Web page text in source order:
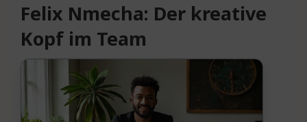
Felix Nmecha: Der kreative
Kopf im Team